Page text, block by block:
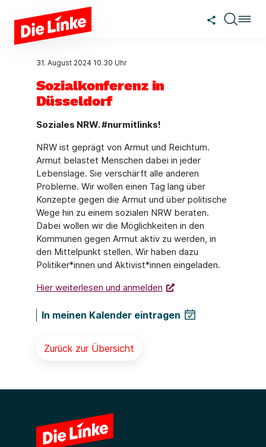
Zum Hauptinhalt springen
31. August 202410.30 Uhr
Sozialkonferenz in
Düsseldorf
Soziales NRW. #nurmitlinks!
NRW ist geprägt von Armut und Reichtum.
Armut belastet Menschen dabei in jeder
Lebenslage. Sie verschärft alle anderen
Probleme. Wir wollen einen Tag lang über
Konzepte gegen die Armut und über politische
Wege hin zu einem sozialen NRW beraten.
Dabei wollen wir die Möglichkeiten in den
Kommunen gegen Armut aktiv zu werden, in
den Mittelpunkt stellen. Wir haben dazu
Politiker*innen und Aktivist*innen eingeladen.
Hier weiterlesen und anmelden
In meinen Kalender eintragen
Zurück zur Übersicht